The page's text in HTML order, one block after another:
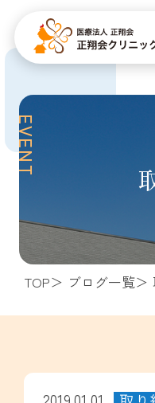
EVENT
TOP ブログ一覧